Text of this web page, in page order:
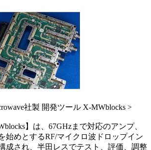
社製 開発ツール X-MWblocks >
】は、67GHzまで対応のアンプ、
始めとするRF/マイクロ波ドロップイン
成され、半田レスでテスト、評価、調整